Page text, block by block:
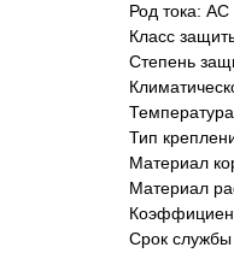
Род тока: AC
Класс
Степень
Тип
Материал
Материал
Срок службы